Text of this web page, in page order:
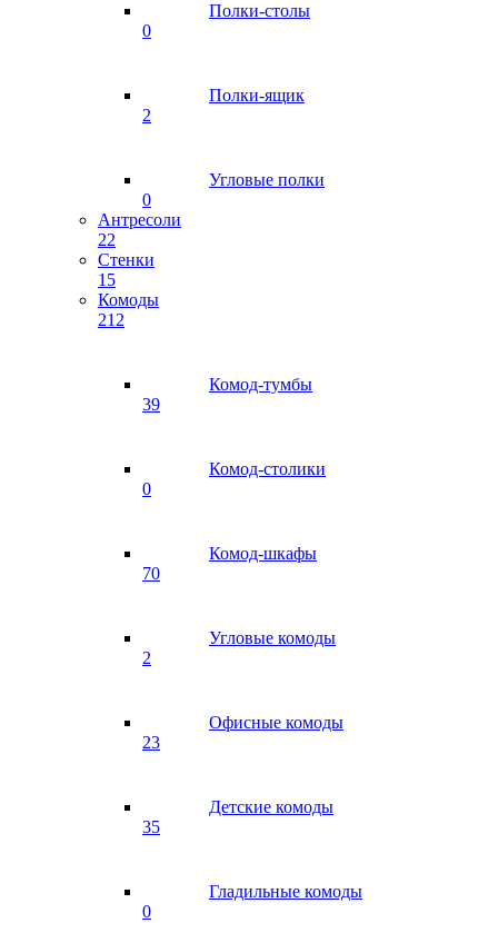
Полки-столы
0
Полки-ящик
2
Угловые полки
0
Антресоли
22
Стенки
15
Комоды
212
Комод-тумбы
39
Комод-столики
0
Комод-шкафы
70
Угловые комоды
2
Офисные комоды
23
Детские комоды
35
Гладильные комоды
0